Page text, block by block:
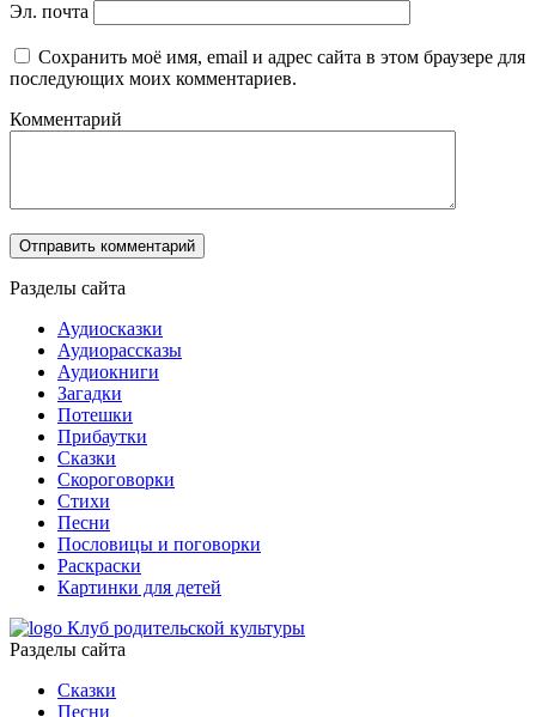
Эл. почта
Сохранить моё имя, email и адрес сайта в этом браузере для
последующих моих комментариев.
Комментарий
Разделы сайта
Аудиосказки
Аудиорассказы
Аудиокниги
Загадки
Потешки
Прибаутки
Сказки
Скороговорки
Стихи
Песни
Пословицы и поговорки
Раскраски
Картинки для детей
Клуб родительской культуры
Разделы сайта
Сказки
Песни